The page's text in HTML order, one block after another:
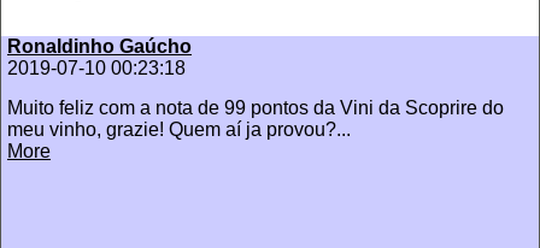
Ronaldinho Gaúcho
2019-07-10 00:23:18
Muito feliz com a nota de 99 pontos da Vini da Scoprire do
meu vinho, grazie! Quem aí ja provou?...
More